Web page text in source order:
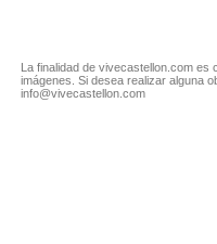
La finalidad de vivecastellon.com
imágenes. Si desea realizar alguna
info@vivecastellon.com